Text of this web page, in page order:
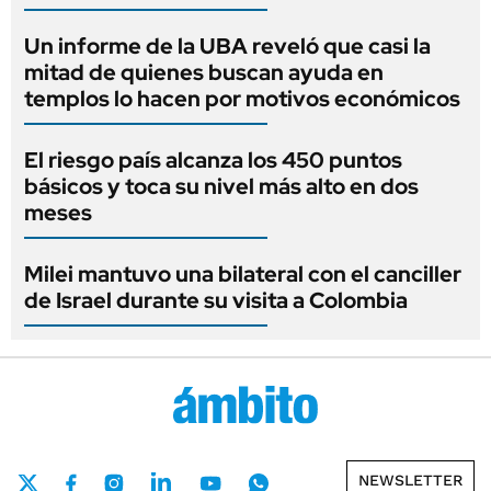
Un informe de la UBA reveló que casi la
mitad de quienes buscan ayuda en
templos lo hacen por motivos económicos
El riesgo país alcanza los 450 puntos
básicos y toca su nivel más alto en dos
meses
Milei mantuvo una bilateral con el canciller
de Israel durante su visita a Colombia
NEWSLETTER